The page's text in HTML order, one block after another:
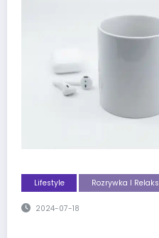
Lifestyle Rozrywka I Relaks
2024-07-18